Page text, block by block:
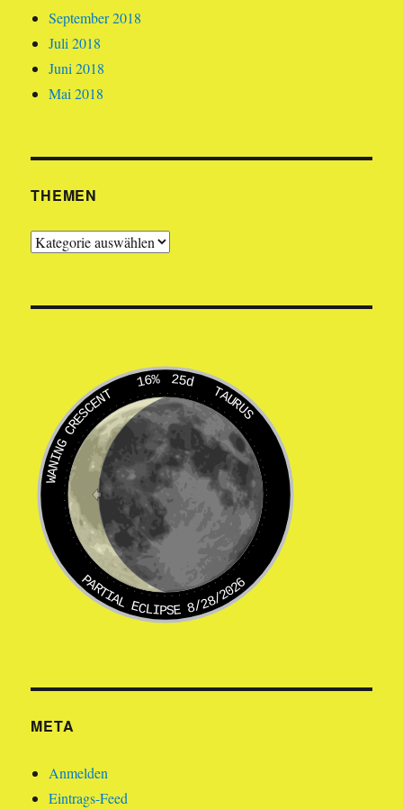
September 2018
Juli 2018
Juni 2018
Mai 2018
THEMEN
Themen
16% 25d
TAURUS
WANING CRESCENT
PARTIAL ECLIPSE 8/28/2026
META
Anmelden
Eintrags-Feed